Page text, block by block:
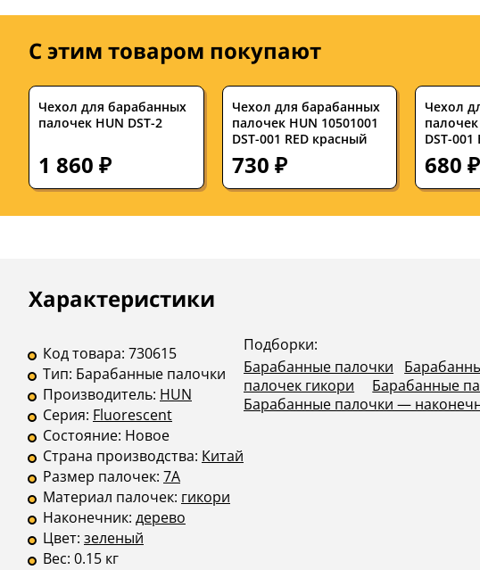
С этим товаром покупают
Чехол для барабанных
палочек HUN DST-2
1 860 ₽
Чехол для барабанных
палочек HUN 10501001
DST-001 RED красный
730 ₽
Чехол
DST-
680 ₽
Описание
Характеристики
Инструкции
Код товара: 730615
Тип: Барабанные палочки
Производитель: HUN
Серия: Fluorescent
Состояние: Новое
Страна производства: Китай
Размер палочек: 7A
Материал палочек: гикори
Наконечник: дерево
Цвет: зеленый
Вес: 0.15 кг
Подборки:
Барабанные палочки
палочек гикори
Барабанные
Барабанные палочки —